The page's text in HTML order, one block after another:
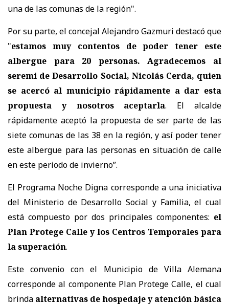
una de las comunas de la región".
Por su parte, el concejal Alejandro Gazmuri destacó que
"estamos muy contentos de poder tener este
albergue para 20 personas. Agradecemos al
seremi de Desarrollo Social, Nicolás Cerda, quien
se acercó al municipio rápidamente a dar esta
propuesta y nosotros aceptarla. El alcalde
rápidamente aceptó la propuesta de ser parte de las
siete comunas de las 38 en la región, y así poder tener
este albergue para las personas en situación de calle
en este periodo de invierno”.
El Programa Noche Digna corresponde a una iniciativa
del Ministerio de Desarrollo Social y Familia, el cual
está compuesto por dos principales componentes: el
Plan Protege Calle y los Centros Temporales para
la superación.
Este convenio con el Municipio de Villa Alemana
corresponde al componente Plan Protege Calle, el cual
brinda alternativas de hospedaje y atención básica